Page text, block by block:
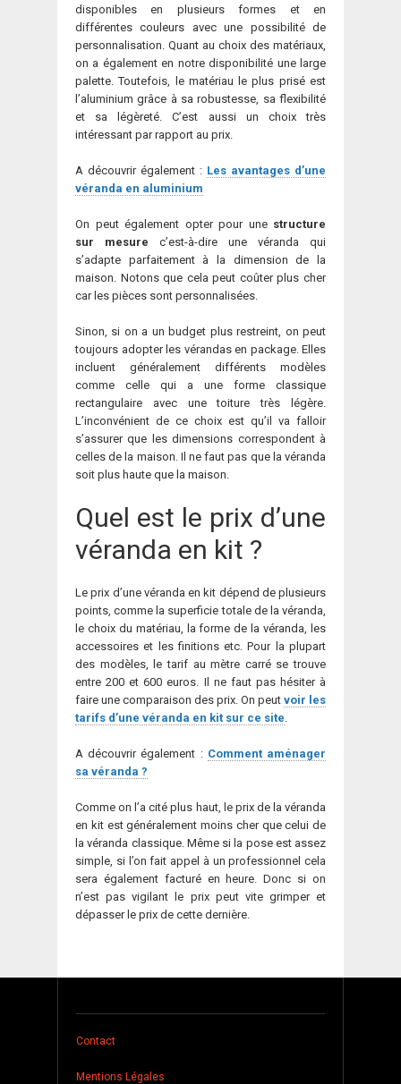
disponibles en plusieurs formes et en
différentes couleurs avec une possibilité de
personnalisation. Quant au choix des matériaux,
on a également en notre disponibilité une large
palette. Toutefois, le matériau le plus prisé est
l’aluminium grâce à sa robustesse, sa flexibilité
et sa légèreté. C’est aussi un choix très
intéressant par rapport au prix.
A découvrir également : Les avantages d’une
véranda en aluminium
On peut également opter pour une structure
sur mesure c’est-à-dire une véranda qui
s’adapte parfaitement à la dimension de la
maison. Notons que cela peut coûter plus cher
car les pièces sont personnalisées.
Sinon, si on a un budget plus restreint, on peut
toujours adopter les vérandas en package. Elles
incluent généralement différents modèles
comme celle qui a une forme classique
rectangulaire avec une toiture très légère.
L’inconvénient de ce choix est qu’il va falloir
s’assurer que les dimensions correspondent à
celles de la maison. Il ne faut pas que la véranda
soit plus haute que la maison.
Quel est le prix d’une
véranda en kit ?
Le prix d’une véranda en kit dépend de plusieurs
points, comme la superficie totale de la véranda,
le choix du matériau, la forme de la véranda, les
accessoires et les finitions etc. Pour la plupart
des modèles, le tarif au mètre carré se trouve
entre 200 et 600 euros. Il ne faut pas hésiter à
faire une comparaison des prix. On peut voir les
tarifs d’une véranda en kit sur ce site.
A découvrir également : Comment aménager
sa véranda ?
Comme on l’a cité plus haut, le prix de la véranda
en kit est généralement moins cher que celui de
la véranda classique. Même si la pose est assez
simple, si l’on fait appel à un professionnel cela
sera également facturé en heure. Donc si on
n’est pas vigilant le prix peut vite grimper et
dépasser le prix de cette dernière.
Contact
Mentions Légales